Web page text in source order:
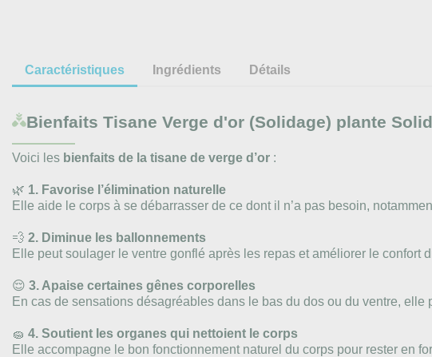
Caractéristiques Ingrédients Détails
Bienfaits Tisane Verge d'or (Solidage) plante
Voici les bienfaits de la tisane de verge d’or :
🌿 1. Favorise l’élimination naturelle
Elle aide le corps à se débarrasser de ce dont il n’a pas besoin,
💨 2. Diminue les ballonnements
Elle peut soulager le ventre gonflé après les repas et améliorer le confort
😌 3. Apaise certaines gênes corporelles
En cas de sensations désagréables dans le bas du dos ou du ventre, elle
🧽 4. Soutient les organes qui nettoient le corps
Elle accompagne le bon fonctionnement naturel du corps pour rester en